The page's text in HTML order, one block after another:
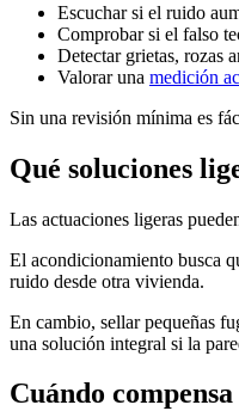
Escuchar si el ruido
Comprobar si el falso
Detectar grietas, rozas
Valorar una medición
Sin una revisión mínima es
Qué soluciones
Las actuaciones ligeras
El acondicionamiento busca
ruido desde otra vivienda.
En cambio, sellar pequeñas
una solución integral si la
Cuándo